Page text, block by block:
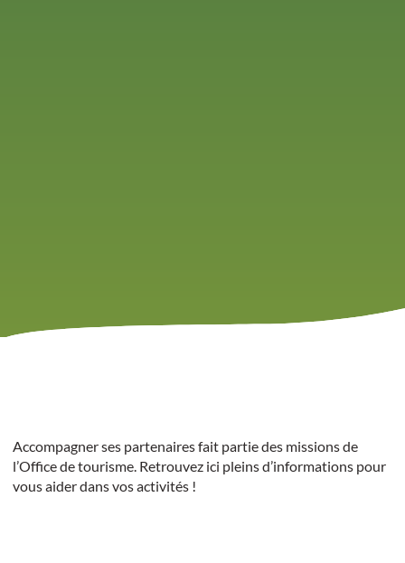
Accompagner ses partenaires fait partie des missions de
l’Office de tourisme. Retrouvez ici pleins d’informations pour
vous aider dans vos activités !